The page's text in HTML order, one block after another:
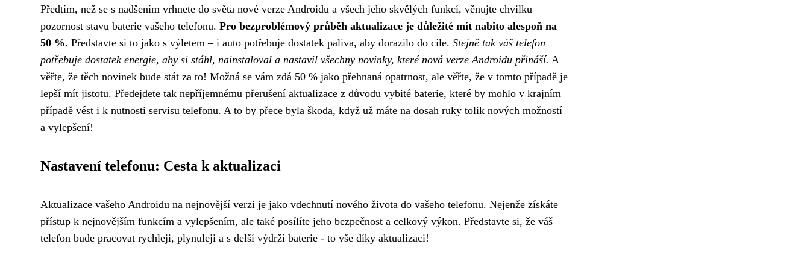
Předtím, než se s nadšením vrhnete do světa nové verze Androidu a všech jeho skvělých funkcí, věnujte chvilku
pozornost stavu baterie vašeho telefonu. Pro bezproblémový průběh aktualizace je důležité mít nabito alespoň na
50 %. Představte si to jako s výletem – i auto potřebuje dostatek paliva, aby dorazilo do cíle. Stejně tak váš telefon
potřebuje dostatek energie, aby si stáhl, nainstaloval a nastavil všechny novinky, které nová verze Androidu přináší. A
věřte, že těch novinek bude stát za to! Možná se vám zdá 50 % jako přehnaná opatrnost, ale věřte, že v tomto případě je
lepší mít jistotu. Předejdete tak nepříjemnému přerušení aktualizace z důvodu vybité baterie, které by mohlo v krajním
případě vést i k nutnosti servisu telefonu. A to by přece byla škoda, když už máte na dosah ruky tolik nových možností
a vylepšení!
Nastavení telefonu: Cesta k aktualizaci
Aktualizace vašeho Androidu na nejnovější verzi je jako vdechnutí nového života do vašeho telefonu. Nejenže získáte
přístup k nejnovějším funkcím a vylepšením, ale také posílíte jeho bezpečnost a celkový výkon. Představte si, že váš
telefon bude pracovat rychleji, plynuleji a s delší výdrží baterie - to vše díky aktualizaci!